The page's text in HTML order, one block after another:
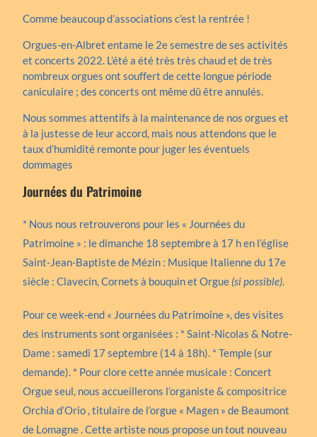
Comme beaucoup d’associations c’est la rentrée !
Orgues-en-Albret entame le 2e semestre de ses activités
et concerts 2022. L’été a été très très chaud et de très
nombreux orgues ont souffert de cette longue période
caniculaire ; des concerts ont même dû être annulés.
Nous sommes attentifs à la maintenance de nos orgues et
à la justesse de leur accord, mais nous attendons que le
taux d’humidité remonte pour juger les éventuels
dommages
Journées du Patrimoine
* Nous nous retrouverons pour les « Journées du
Patrimoine » : le dimanche 18 septembre à 17 h en l’église
Saint-Jean-Baptiste de Mézin : Musique Italienne du 17e
siècle : Clavecin, Cornets à bouquin et Orgue (si possible).
Pour ce week-end « Journées du Patrimoine », des visites
des instruments sont organisées : * Saint-Nicolas & Notre-
Dame : samedi 17 septembre (14 à 18h). * Temple (sur
demande). * Pour clore cette année musicale : Concert
Orgue seul, nous accueillerons l’organiste & compositrice
Orchia d’Orio , titulaire de l’orgue « Magen » de Beaumont
de Lomagne . Cette artiste nous propose un tout nouveau